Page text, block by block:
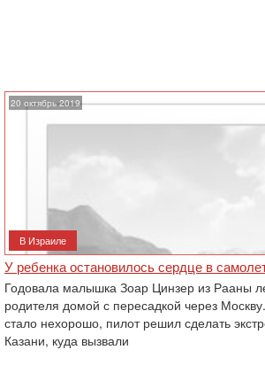
20 октябрь 2019
В Израиле
У ребенка остановилось сердце в
Годовала малышка Зоар Цинзер из Рааны
родителя домой с пересадкой через
стало нехорошо, пилот решил сделать
Казани, куда вызвали